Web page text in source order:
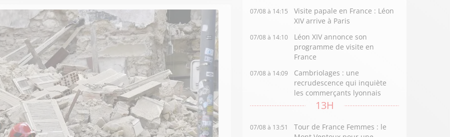
07/08 à 14:15
Visite papale en France : Léon
XIV arrive à Paris
07/08 à 14:10
Léon XIV annonce son
programme de visite en
France
07/08 à 14:09
Cambriolages : une
recrudescence qui inquiète
les commerçants lyonnais
13H
07/08 à 13:51
Tour de France Femmes : le